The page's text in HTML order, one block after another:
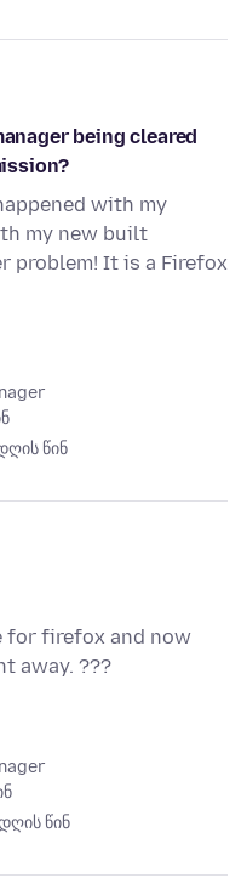
being cleared
with my
my new built
problem! It is a Firefox
წინ
for firefox and now
away. ???
წინ